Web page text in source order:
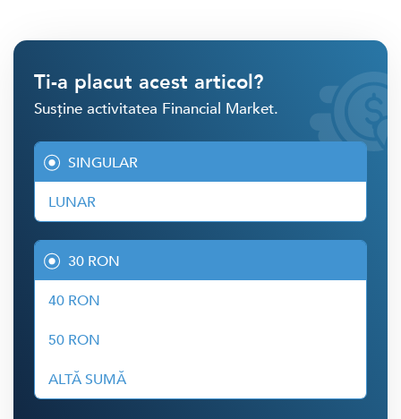
Ti-a placut acest articol?
Susține activitatea Financial Market.
SINGULAR
LUNAR
30 RON
40 RON
50 RON
ALTĂ SUMĂ